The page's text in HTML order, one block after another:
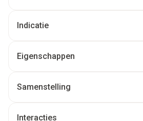
Indicatie
behandeling.
Eigenschappen
Samenstelling
Interacties